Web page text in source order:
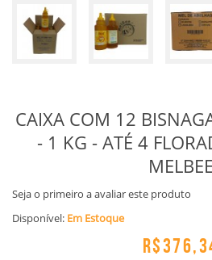
CAIXA COM 12
- 1 KG - ATÉ 4
MELBEE
Seja o primeiro a avaliar este produto
Disponível: Em Estoque